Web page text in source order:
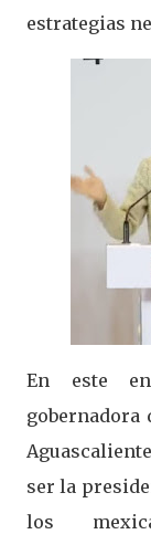
estrategias
En este
gobernadora
ser la
los